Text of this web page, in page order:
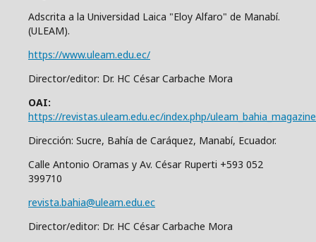
Adscrita a la Universidad Laica "Eloy Alfaro" de Manabí.
(ULEAM).
https://www.uleam.edu.ec/
Director/editor: Dr. HC César Carbache Mora
OAI:
https://revistas.uleam.edu.ec/index.php/
Dirección: Sucre, Bahía de Caráquez, Manabí, Ecuador.
Calle Antonio Oramas y Av. César Ruperti +593 052
399710
revista.bahia@uleam.edu.ec
Director/editor: Dr. HC César Carbache Mora